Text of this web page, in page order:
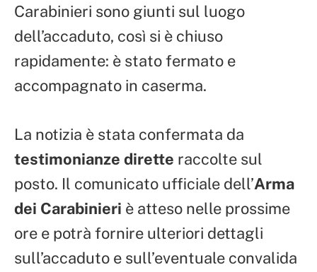
Carabinieri sono giunti sul luogo
dell’accaduto, così si è chiuso
rapidamente: è stato fermato e
accompagnato in caserma.
La notizia è stata confermata da
testimonianze dirette raccolte sul
posto. Il comunicato ufficiale dell’Arma
dei Carabinieri è atteso nelle prossime
ore e potrà fornire ulteriori dettagli
sull’accaduto e sull’eventuale convalida